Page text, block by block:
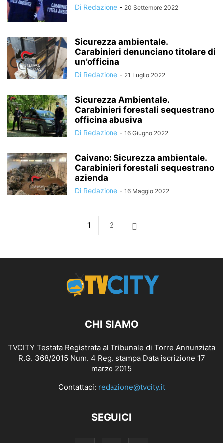
Di Redazione - 20 Settembre 2022
Sicurezza ambientale.
Carabinieri denunciano titolare di
un’officina
Di Redazione - 21 Luglio 2022
Sicurezza Ambientale.
Carabinieri forestali sequestrano
officina abusiva
Di Redazione - 16 Giugno 2022
Caivano: Sicurezza ambientale.
Carabinieri forestali sequestrano
azienda
Di Redazione - 16 Maggio 2022
1 2
CHI SIAMO
TVCITY Testata Registrata al Tribunale di Torre Annunziata
R.G. 368/2015 Num. 4 Reg. stampa Data iscrizione 17
marzo 2015
Contattaci: redazione@tvcity.it
SEGUICI